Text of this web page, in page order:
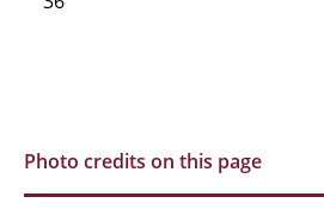
Photo credits on this page